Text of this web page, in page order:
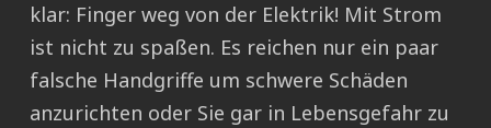
klar: Finger weg von der Elektrik! Mit Strom
ist nicht zu spaßen. Es reichen nur ein paar
falsche Handgriffe um schwere Schäden
anzurichten oder Sie gar in Lebensgefahr zu